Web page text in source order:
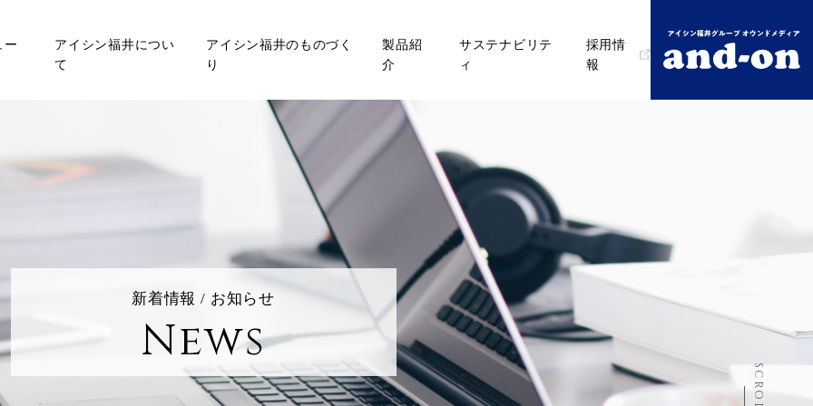
ー
アイシン福井につい
て
アイシン福井のものづく
り
製品紹
介
サステナビリテ
ィ
採用情
報
新着情報 / お知らせ
News
SCROLL